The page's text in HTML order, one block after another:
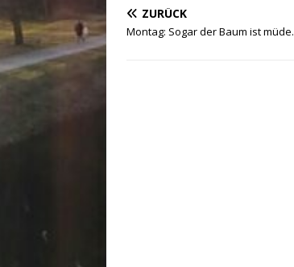
ZURÜCK
Montag: Sogar der Baum ist müde.